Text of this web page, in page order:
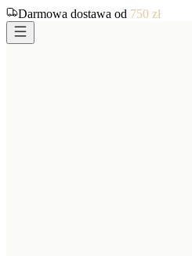
Darmowa dostawa od 750 zł